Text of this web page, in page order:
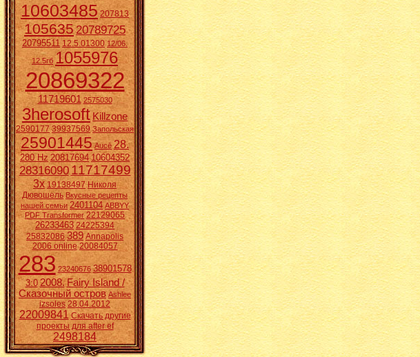
10603485 207813
10563520789725
20795511 12.5.01300 12/06.
12.5гб 1055976
20869322
11719601 2575030
3herosoft Killzone
2590177 39937569 Запольская
25901445 Aucē 28.
280 Hz 20817694 10604352
2831609011717499
3x 19138497 Николя
Дювошель Вкусные рецепты
нашей семьи 2401104 ABBYY
PDF Transformer 22129065
26233463 24225394
25832086 389 Annapolis
2006 online 20084057
283 23240676 38901578
3:0 2008. Fairy Island /
Сказочный остров Ashlee
izsoles 28.04.2012
22009841 Скачать другие
проекты для after ef
2498184